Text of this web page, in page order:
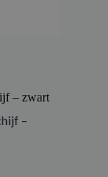
– zwart
–